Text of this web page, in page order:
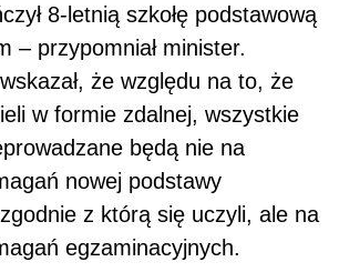
8-letnią szkołę podstawową
– przypomniał minister.
że względu na to, że
w formie zdalnej, wszystkie
będą nie na
nowej podstawy
z którą się uczyli, ale na
egzaminacyjnych.